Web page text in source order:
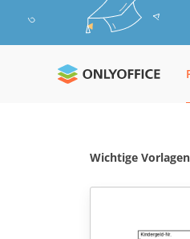
Wichtige Vorlagen